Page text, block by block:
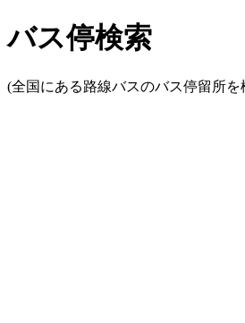
バス停検索
(全国にある路線バスのバス停留所